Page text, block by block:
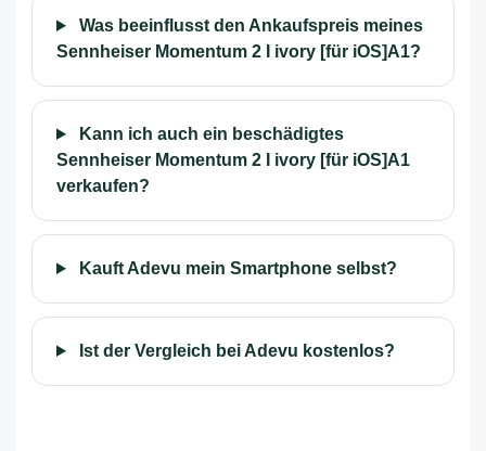
Was beeinflusst den Ankaufspreis meines
Sennheiser Momentum 2 I ivory [für iOS]A1?
Kann ich auch ein beschädigtes
Sennheiser Momentum 2 I ivory [für iOS]A1
verkaufen?
Kauft Adevu mein Smartphone selbst?
Ist der Vergleich bei Adevu kostenlos?